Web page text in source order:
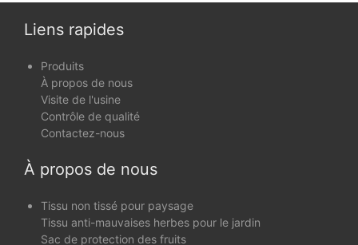
Liens rapides
Produits
À propos de nous
Visite de l'usine
Contrôle de qualité
Contactez-nous
À propos de nous
Tissu non tissé pour paysage
Tissu anti-mauvaises herbes pour le jardin
Sac de protection des fruits